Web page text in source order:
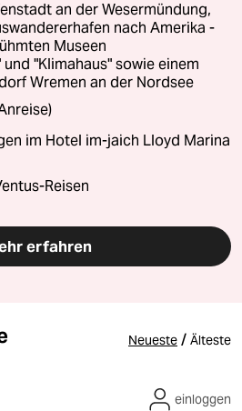
an der Wesermündung,
nach Amerika -
Museen
"Klimahaus" sowie einem
Wremen an der Nordsee
im Hotel im-jaich Lloyd Marina
Reisen
erfahren
Neueste / Älteste
einloggen